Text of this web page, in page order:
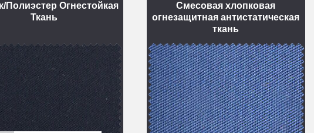
Полиэстер Огнестойкая
Ткань
Смесовая хлопковая
огнезащитная антистатическая
ткань